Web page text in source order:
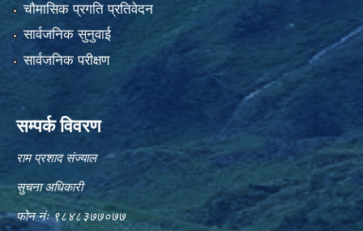
चौमासिक प्रगति प्रतिवेदन
सार्वजनिक सुनुवाई
सार्वजनिक परीक्षण
सम्पर्क विवरण
राम प्रशाद संज्याल
सुचना अधिकारी
फोन नंः ९८४८३७७०७७